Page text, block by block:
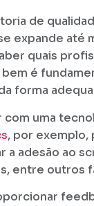
de
expande até
quais
é
forma
uma
, por exemplo,
a adesão ao
entre outros